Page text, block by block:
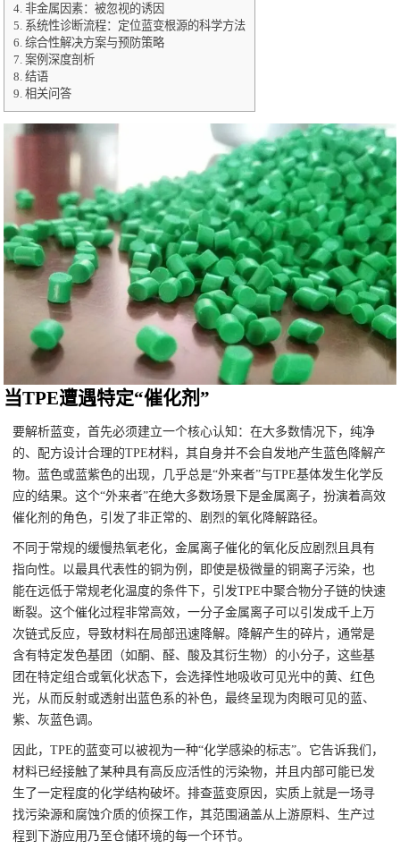
4. 非金属因素：被忽视的诱因
5. 系统性诊断流程：定位蓝变根源的科学方法
6. 综合性解决方案与预防策略
7. 案例深度剖析
8. 结语
9. 相关问答
当TPE遭遇特定“催化剂”
要解析蓝变，首先必须建立一个核心认知：在大多数情况下，纯净
的、配方设计合理的TPE材料，其自身并不会自发地产生蓝色降解产
物。蓝色或蓝紫色的出现，几乎总是“外来者”与TPE基体发生化学反
应的结果。这个“外来者”在绝大多数场景下是金属离子，扮演着高效
催化剂的角色，引发了非正常的、剧烈的氧化降解路径。
不同于常规的缓慢热氧老化，金属离子催化的氧化反应剧烈且具有
指向性。以最具代表性的铜为例，即使是极微量的铜离子污染，也
能在远低于常规老化温度的条件下，引发TPE中聚合物分子链的快速
断裂。这个催化过程非常高效，一分子金属离子可以引发成千上万
次链式反应，导致材料在局部迅速降解。降解产生的碎片，通常是
含有特定发色基团（如酮、醛、酸及其衍生物）的小分子，这些基
团在特定组合或氧化状态下，会选择性地吸收可见光中的黄、红色
光，从而反射或透射出蓝色系的补色，最终呈现为肉眼可见的蓝、
紫、灰蓝色调。
因此，TPE的蓝变可以被视为一种“化学感染的标志”。它告诉我们，
材料已经接触了某种具有高反应活性的污染物，并且内部可能已发
生了一定程度的化学结构破坏。排查蓝变原因，实质上就是一场寻
找污染源和腐蚀介质的侦探工作，其范围涵盖从上游原料、生产过
程到下游应用乃至仓储环境的每一个环节。